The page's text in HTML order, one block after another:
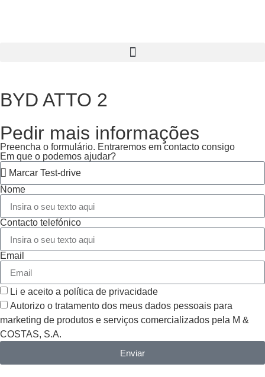
BYD ATTO 2
Pedir mais informações
Preencha o formulário. Entraremos em contacto consigo
Em que o podemos ajudar?
Nome
Contacto telefónico
Email
Li e aceito a política de privacidade
Autorizo o tratamento dos meus dados pessoais para
marketing de produtos e serviços comercializados pela M &
COSTAS, S.A.
Enviar